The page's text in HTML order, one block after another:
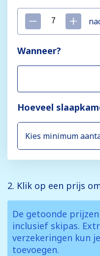
Wanneer?
Hoeveel
2. Klik op een prijs
De getoonde
inclusief skipas.
verzekeringen kun
toevoegen.